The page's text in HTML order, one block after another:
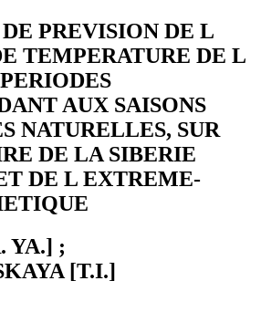
PREVISION DE L
TEMPERATURE DE L
AUX SAISONS
NATURELLES, SUR
DE LA SIBERIE
DE L EXTREME-
YA.] ;
[T.I.]